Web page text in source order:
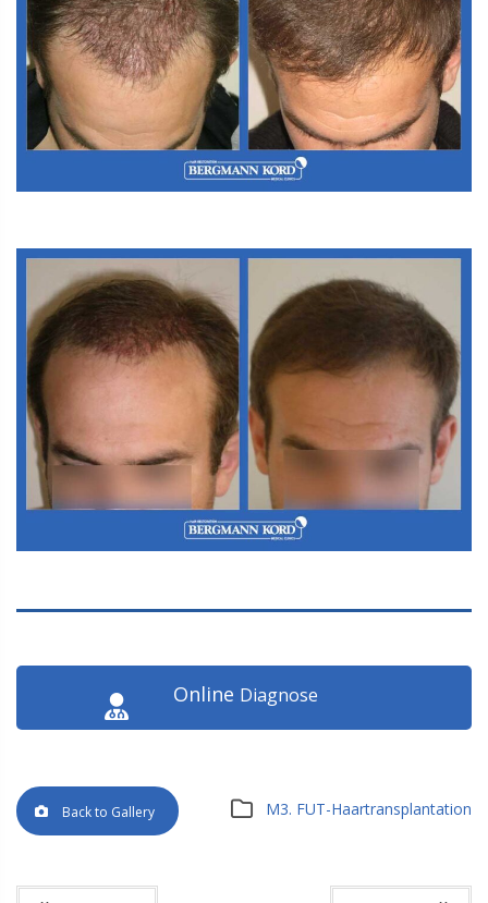
Online Diagnose
M3. FUT-Haartransplantation
Back to Gallery